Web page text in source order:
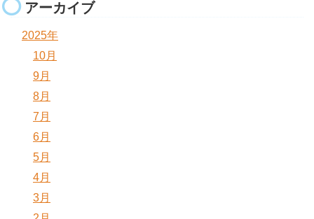
アーカイブ
2025年
10月
9月
8月
7月
6月
5月
4月
3月